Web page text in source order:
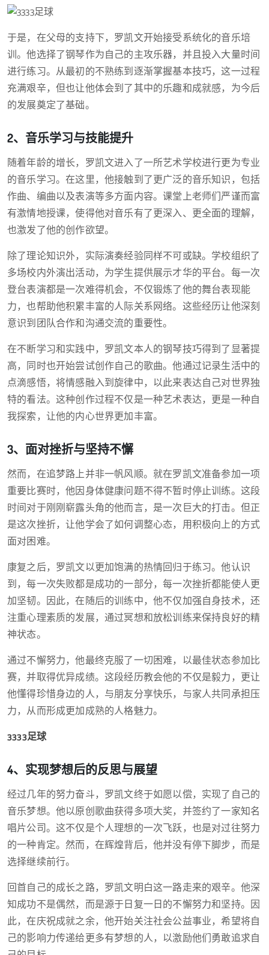
于是，在父母的支持下，罗凯文开始接受系统化的音乐培
训。他选择了钢琴作为自己的主攻乐器，并且投入大量时间
进行练习。从最初的不熟练到逐渐掌握基本技巧，这一过程
充满艰辛，但也让他体会到了其中的乐趣和成就感，为今后
的发展奠定了基础。
2、音乐学习与技能提升
随着年龄的增长，罗凯文进入了一所艺术学校进行更为专业
的音乐学习。在这里，他接触到了更广泛的音乐知识，包括
作曲、编曲以及表演等多方面内容。课堂上老师们严谨而富
有激情地授课，使得他对音乐有了更深入、更全面的理解，
也激发了他的创作欲望。
除了理论知识外，实际演奏经验同样不可或缺。学校组织了
多场校内外演出活动，为学生提供展示才华的平台。每一次
登台表演都是一次难得机会，不仅锻炼了他的舞台表现能
力，也帮助他积累丰富的人际关系网络。这些经历让他深刻
意识到团队合作和沟通交流的重要性。
在不断学习和实践中，罗凯文本人的钢琴技巧得到了显著提
高，同时也开始尝试创作自己的歌曲。他通过记录生活中的
点滴感悟，将情感融入到旋律中，以此来表达自己对世界独
特的看法。这种创作过程不仅是一种艺术表达，更是一种自
我探索，让他的内心世界更加丰富。
3、面对挫折与坚持不懈
然而，在追梦路上并非一帆风顺。就在罗凯文准备参加一项
重要比赛时，他因身体健康问题不得不暂时停止训练。这段
时间对于刚刚崭露头角的他而言，是一次巨大的打击。但正
是这次挫折，让他学会了如何调整心态，用积极向上的方式
面对困难。
康复之后，罗凯文以更加饱满的热情回归于练习。他认识
到，每一次失败都是成功的一部分，每一次挫折都能使人更
加坚韧。因此，在随后的训练中，他不仅加强自身技术，还
注重心理素质的发展，通过冥想和放松训练来保持良好的精
神状态。
通过不懈努力，他最终克服了一切困难，以最佳状态参加比
赛，并取得优异成绩。这段经历教会他的不仅是毅力，更让
他懂得珍惜身边的人，与朋友分享快乐，与家人共同承担压
力，从而形成更加成熟的人格魅力。
3333足球
4、实现梦想后的反思与展望
经过几年的努力奋斗，罗凯文终于如愿以偿，实现了自己的
音乐梦想。他以原创歌曲获得多项大奖，并签约了一家知名
唱片公司。这不仅是个人理想的一次飞跃，也是对过往努力
的一种肯定。然而，在辉煌背后，他并没有停下脚步，而是
选择继续前行。
回首自己的成长之路，罗凯文明白这一路走来的艰辛。他深
知成功不是偶然，而是源于日复一日的不懈努力和坚持。因
此，在庆祝成就之余，他开始关注社会公益事业，希望将自
己的影响力传递给更多有梦想的人，以激励他们勇敢追求自